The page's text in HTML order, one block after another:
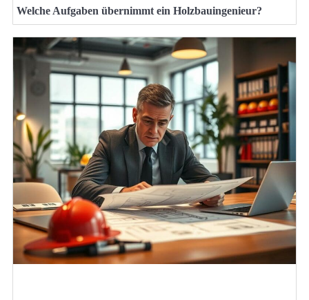
Welche Aufgaben übernimmt ein Holzbauingenieur?